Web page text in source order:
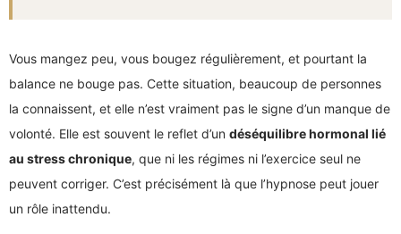
Vous mangez peu, vous bougez régulièrement, et pourtant la
balance ne bouge pas. Cette situation, beaucoup de personnes
la connaissent, et elle n’est vraiment pas le signe d’un manque de
volonté. Elle est souvent le reflet d’un déséquilibre hormonal lié
au stress chronique, que ni les régimes ni l’exercice seul ne
peuvent corriger. C’est précisément là que l’hypnose peut jouer
un rôle inattendu.